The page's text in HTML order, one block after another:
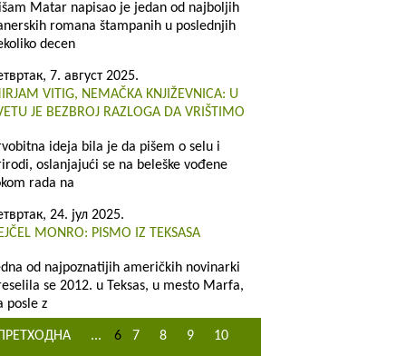
Matar napisao je jedan od najboljih
romana štampanih u poslednjih
decen
7. август 2025.
VITIG, NEMAČKA KNJIŽEVNICA: U
JE BEZBROJ RAZLOGA DA VRIŠTIMO
ideja bila je da pišem o selu i
oslanjajući se na beleške vođene
rada na
24. јул 2025.
MONRO: PISMO IZ TEKSASA
od najpoznatijih američkih novinarki
se 2012. u Teksas, u mesto Marfa,
posle z
ПРЕТХОДНА ... 6 7 8 9 10